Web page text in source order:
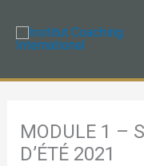
contenu
MODULE 1 –
D’ÉTÉ 2021